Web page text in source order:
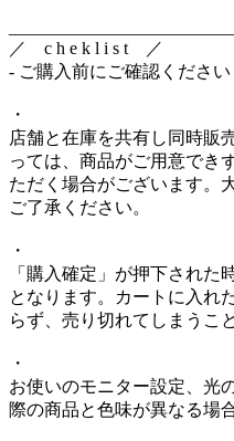
／ c h e k l i s t ／
- ご購入前にご確認ください
・
店舗と在庫を共有し同時販
っては、商品がご用意でき
ただく場合がございます。
ご了承ください。
・
「購入確定」が押下された
となります。カートに入れ
らず、売り切れてしまうこ
・
お使いのモニター設定、光
際の商品と色味が異なる場